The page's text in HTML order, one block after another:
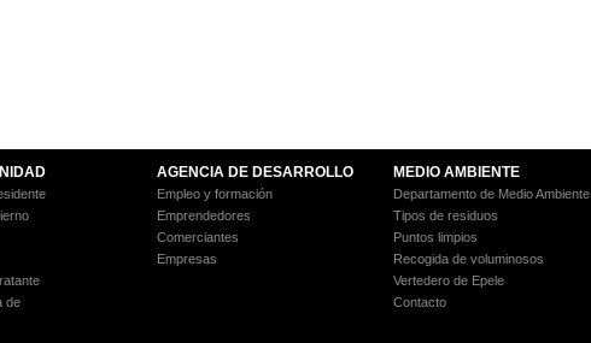
de
AGENCIA DE DESARROLLO
Empleo y formación
Emprendedores
Comerciantes
Empresas
MEDIO AMBIENTE
Departamento de Medio Ambiente
Tipos de residuos
Puntos limpios
Recogida de voluminosos
Vertedero de Epele
Contacto